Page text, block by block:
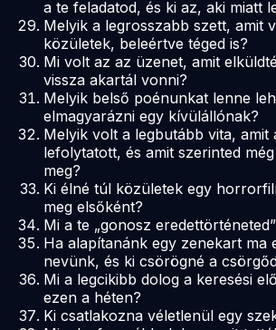
a te feladatod, és ki az, aki miatt
Melyik a legrosszabb szett, amit
közületek, beleértve téged is?
Mi volt az az üzenet, amit
vissza akartál vonni?
Melyik belső poénunkat lenne
elmagyarázni egy kívülállónak?
Melyik volt a legbutább vita, amit
lefolytatott, és amit szerinted
meg?
Ki élné túl közületek egy
meg elsőként?
Mi a te „gonosz
Ha alapítanánk egy zenekart ma
nevünk, és ki csörögné a
Mi a legcikibb dolog a keresési
ezen a héten?
Ki csatlakozna véletlenül egy